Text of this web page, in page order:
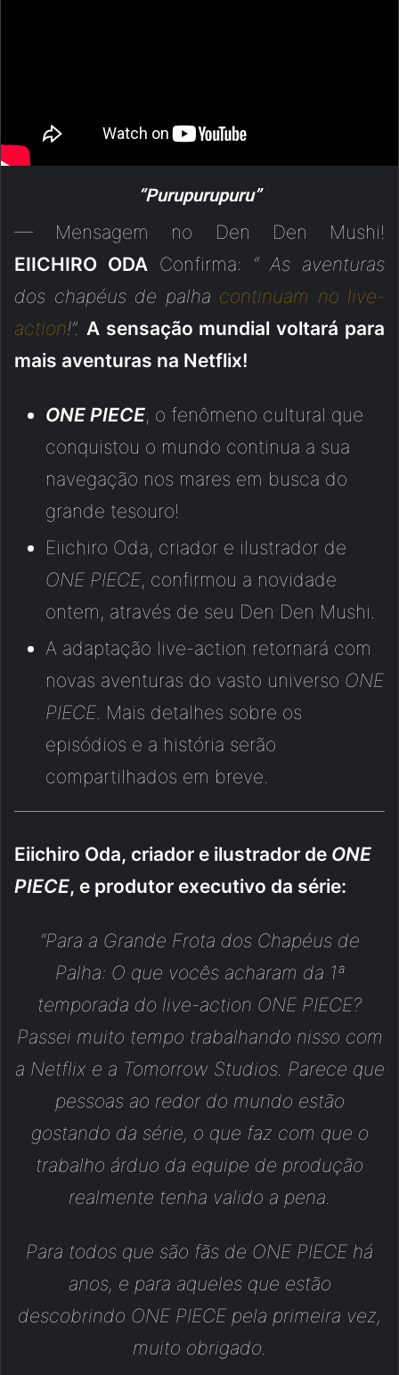
“Purupurupuru”
— Mensagem no Den Den Mushi!
EIICHIRO ODA Confirma: “ As aventuras
dos chapéus de palha continuam no live-
action!”. A sensação mundial voltará para
mais aventuras na Netflix!
ONE PIECE, o fenômeno cultural que
conquistou o mundo continua a sua
navegação nos mares em busca do
grande tesouro!
Eiichiro Oda, criador e ilustrador de
ONE PIECE, confirmou a novidade
ontem, através de seu Den Den Mushi.
A adaptação live-action retornará com
novas aventuras do vasto universo ONE
PIECE. Mais detalhes sobre os
episódios e a história serão
compartilhados em breve.
Eiichiro Oda, criador e ilustrador de ONE
PIECE, e produtor executivo da série:
“Para a Grande Frota dos Chapéus de
Palha: O que vocês acharam da 1ª
temporada do live-action ONE PIECE?
Passei muito tempo trabalhando nisso com
a Netflix e a Tomorrow Studios. Parece que
pessoas ao redor do mundo estão
gostando da série, o que faz com que o
trabalho árduo da equipe de produção
realmente tenha valido a pena.
Para todos que são fãs de ONE PIECE há
anos, e para aqueles que estão
descobrindo ONE PIECE pela primeira vez,
muito obrigado.